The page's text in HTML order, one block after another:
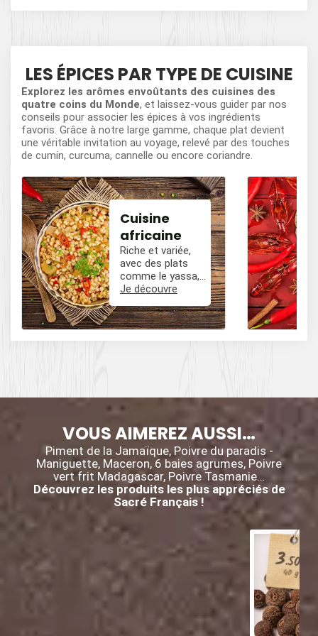
LES ÉPICES PAR TYPE DE CUISINE
Explorez les arômes envoûtants des cuisines des
quatre coins du Monde, et laissez-vous guider par nos
conseils pour associer les épices à vos ingrédients
favoris. Grâce à notre large gamme, chaque plat devient
une véritable invitation au voyage, relevé par des touches
de cumin, curcuma, cannelle ou encore coriandre.
Cuisine
africaine
Riche et variée,
avec des plats
comme le yassa,
le poulet mafé, et
épicées avec du
poivre, du cumin,
et des piments.
Je découvre
VOUS AIMEREZ AUSSI…
Piment de la Jamaïque, Poivre du paradis -
Maniguette, Maceron, 6 baies agrumes, Poivre
vert frit Madagascar, Poivre Tasmanie…
Découvrez les produits les plus appréciés de
Sacré Français !
3.50
40 g